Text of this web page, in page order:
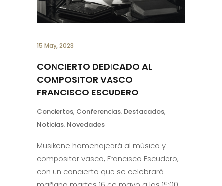
15 May, 2023
CONCIERTO DEDICADO AL
COMPOSITOR VASCO
FRANCISCO ESCUDERO
Conciertos, Conferencias, Destacados,
Noticias, Novedades
Musikene homenajeará al músico y
compositor vasco, Francisco Escudero,
con un concierto que se celebrará